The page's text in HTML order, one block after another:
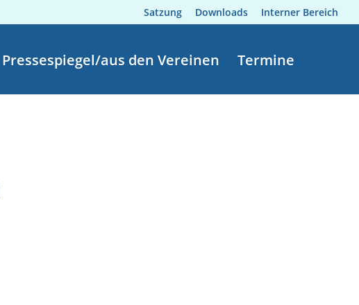
Satzung Downloads Interner Bereich
Pressespiegel/aus den Vereinen Termine